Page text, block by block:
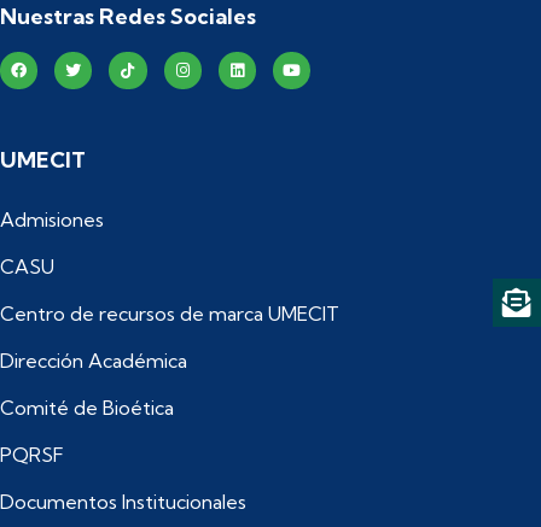
Nuestras Redes Sociales
UMECIT
Admisiones
CASU
Centro de recursos de marca UMECIT
Dirección Académica
Comité de Bioética
PQRSF
Documentos Institucionales